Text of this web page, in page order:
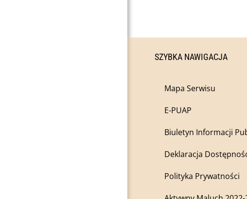
SZYBKA NAWIGACJA
Mapa Serwisu
E-PUAP
Biuletyn Informacji
Deklaracja
Polityka Prywatności